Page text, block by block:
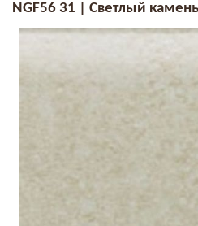
NGF56 31 | Светлый камень